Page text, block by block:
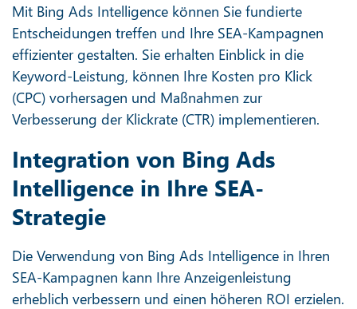
Mit Bing Ads Intelligence können Sie fundierte
Entscheidungen treffen und Ihre SEA-Kampagnen
effizienter gestalten. Sie erhalten Einblick in die
Keyword-Leistung, können Ihre Kosten pro Klick
(CPC) vorhersagen und Maßnahmen zur
Verbesserung der Klickrate (CTR) implementieren.
Integration von Bing Ads
Intelligence in Ihre SEA-
Strategie
Die Verwendung von Bing Ads Intelligence in Ihren
SEA-Kampagnen kann Ihre Anzeigenleistung
erheblich verbessern und einen höheren ROI erzielen.